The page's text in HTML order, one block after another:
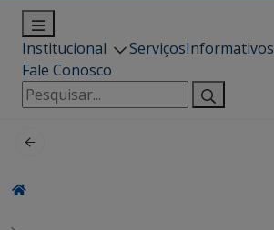
Institucional ServiçosInformativos
Fale Conosco
Pesquisar
por: